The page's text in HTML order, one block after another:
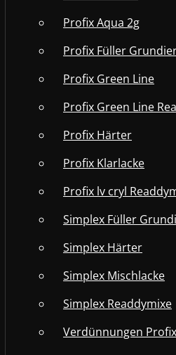
Profix Aqua 2g
Profix Füller
Profix Green Line
Profix Green Line
Profix Härter
Profix Klarlacke
Profix lv cryl
Simplex Füller
Simplex Härter
Simplex Mischlacke
Simplex Readdymixe
Verdünnungen